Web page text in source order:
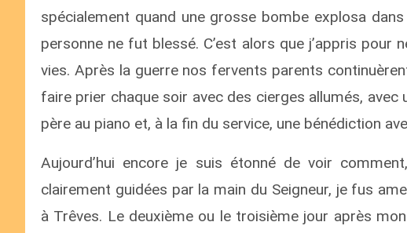
spécialement quand une grosse bombe explosa
personne ne fut blessé. C’est alors que j’appris pour
vies. Après la guerre nos fervents parents
faire prier chaque soir avec des cierges allumés,
père au piano et, à la fin du service, une bénédiction
Aujourd’hui encore je suis étonné de voir
clairement guidées par la main du Seigneur, je fus
à Trêves. Le deuxième ou le troisième jour après